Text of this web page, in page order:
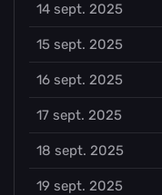
14 sept. 2025
15 sept. 2025
16 sept. 2025
17 sept. 2025
18 sept. 2025
19 sept. 2025